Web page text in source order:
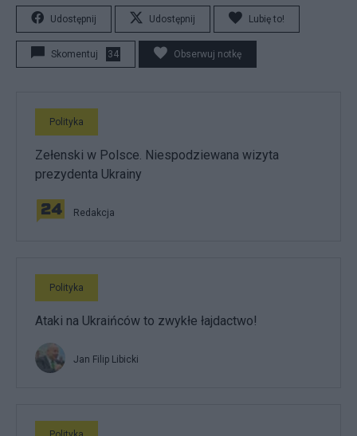
Udostępnij Udostępnij Lubię to!
Skomentuj 34 Obserwuj notkę
Polityka
Zełenski w Polsce. Niespodziewana wizyta
prezydenta Ukrainy
Redakcja
Polityka
Ataki na Ukraińców to zwykłe łajdactwo!
Jan Filip Libicki